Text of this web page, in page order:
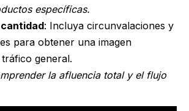
específicas.
: Incluya circunvalaciones y
para obtener una imagen
general.
la afluencia total y el flujo